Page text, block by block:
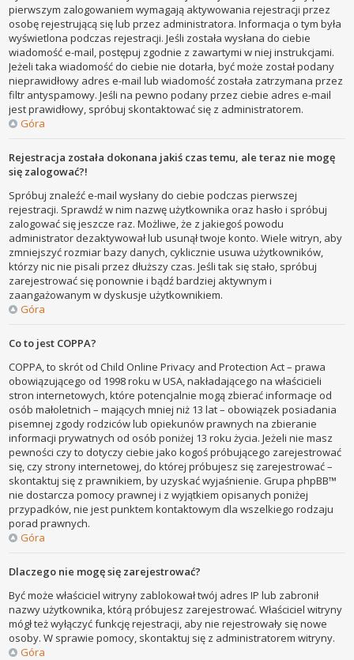
pierwszym zalogowaniem wymagają aktywowania rejestracji przez
osobę rejestrującą się lub przez administratora. Informacja o tym była
wyświetlona podczas rejestracji. Jeśli została wysłana do ciebie
wiadomość e-mail, postępuj zgodnie z zawartymi w niej instrukcjami.
Jeżeli taka wiadomość do ciebie nie dotarła, być może został podany
nieprawidłowy adres e-mail lub wiadomość została zatrzymana przez
filtr antyspamowy. Jeśli na pewno podany przez ciebie adres e-mail
jest prawidłowy, spróbuj skontaktować się z administratorem.
Góra
Rejestracja została dokonana jakiś czas temu, ale teraz nie mogę
się zalogować?!
Spróbuj znaleźć e-mail wysłany do ciebie podczas pierwszej
rejestracji. Sprawdź w nim nazwę użytkownika oraz hasło i spróbuj
zalogować się jeszcze raz. Możliwe, że z jakiegoś powodu
administrator dezaktywował lub usunął twoje konto. Wiele witryn, aby
zmniejszyć rozmiar bazy danych, cyklicznie usuwa użytkowników,
którzy nic nie pisali przez dłuższy czas. Jeśli tak się stało, spróbuj
zarejestrować się ponownie i bądź bardziej aktywnym i
zaangażowanym w dyskusje użytkownikiem.
Góra
Co to jest COPPA?
COPPA, to skrót od Child Online Privacy and Protection Act – prawa
obowiązującego od 1998 roku w USA, nakładającego na właścicieli
stron internetowych, które potencjalnie mogą zbierać informacje od
osób małoletnich – mających mniej niż 13 lat – obowiązek posiadania
pisemnej zgody rodziców lub opiekunów prawnych na zbieranie
informacji prywatnych od osób poniżej 13 roku życia. Jeżeli nie masz
pewności czy to dotyczy ciebie jako kogoś próbującego zarejestrować
się, czy strony internetowej, do której próbujesz się zarejestrować –
skontaktuj się z prawnikiem, by uzyskać wyjaśnienie. Grupa phpBB™
nie dostarcza pomocy prawnej i z wyjątkiem opisanych poniżej
przypadków, nie jest punktem kontaktowym dla wszelkiego rodzaju
porad prawnych.
Góra
Dlaczego nie mogę się zarejestrować?
Być może właściciel witryny zablokował twój adres IP lub zabronił
nazwy użytkownika, którą próbujesz zarejestrować. Właściciel witryny
mógł też wyłączyć funkcję rejestracji, aby nie rejestrowały się nowe
osoby. W sprawie pomocy, skontaktuj się z administratorem witryny.
Góra